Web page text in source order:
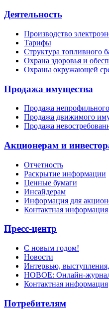
Деятельность
Производство
Тарифы
Структура топливного
Охрана здоровья и
Охраны окружающей
Продажа имущества
Продажа
Продажа движимого
Продажа
Акционерам и
Отчетность
Раскрытие информации
Ценные бумаги
Инсайдерам
Информация для
Контактная информация
Пресс-центр
С новым годом!
Новости
Интервью,
НОВОЕ: Онлайн-
Контактная информация
Потребителям